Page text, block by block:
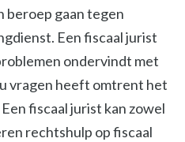
beroep gaan tegen
Een fiscaal jurist
ondervindt met
vragen heeft omtrent het
fiscaal jurist kan zowel
rechtshulp op fiscaal